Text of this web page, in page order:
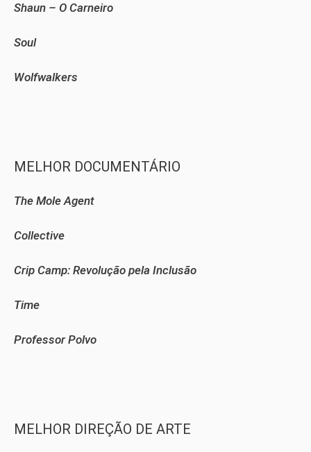
Shaun – O Carneiro
Soul
Wolfwalkers
MELHOR DOCUMENTÁRIO
The Mole Agent
Collective
Crip Camp: Revolução pela Inclusão
Time
Professor Polvo
MELHOR DIREÇÃO DE ARTE